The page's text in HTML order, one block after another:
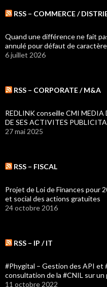
RSS – COMMERCE /
Quand une différence ne fait
annulé pour défaut de
6 juillet 2026
RSS – CORPORATE / M&A
REDLINK conseille CMI MEDIA
DE SES ACTIVITES
27 mai 2025
RSS – FISCAL
Projet de Loi de Finances pour
et social des actions gratuites
24 octobre 2016
RSS – IP / IT
#Phygital – Gestion des API et
consultation de la #CNIL sur
11 octobre 2022